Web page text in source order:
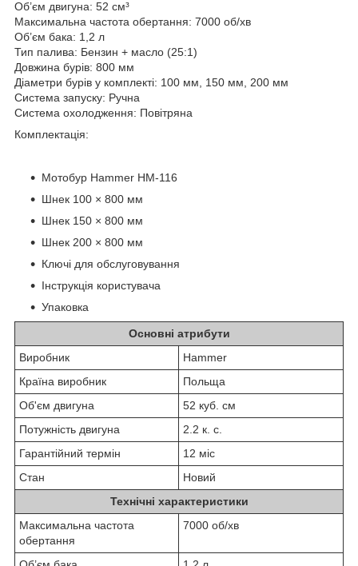
Об’єм двигуна: 52 см³
Максимальна частота обертання: 7000 об/хв
Об’єм бака: 1,2 л
Тип палива: Бензин + масло (25:1)
Довжина бурів: 800 мм
Діаметри бурів у комплекті: 100 мм, 150 мм, 200 мм
Система запуску: Ручна
Система охолодження: Повітряна
Комплектація:
Мотобур Hammer HM-116
Шнек 100 × 800 мм
Шнек 150 × 800 мм
Шнек 200 × 800 мм
Ключі для обслуговування
Інструкція користувача
Упаковка
Основні атрибути
Виробник
Hammer
Країна виробник
Польща
Об'єм двигуна
52 куб. см
Потужність двигуна
2.2 к. с.
Гарантійний термін
12 міс
Стан
Новий
Технічні характеристики
Максимальна частота
обертання
7000 об/хв